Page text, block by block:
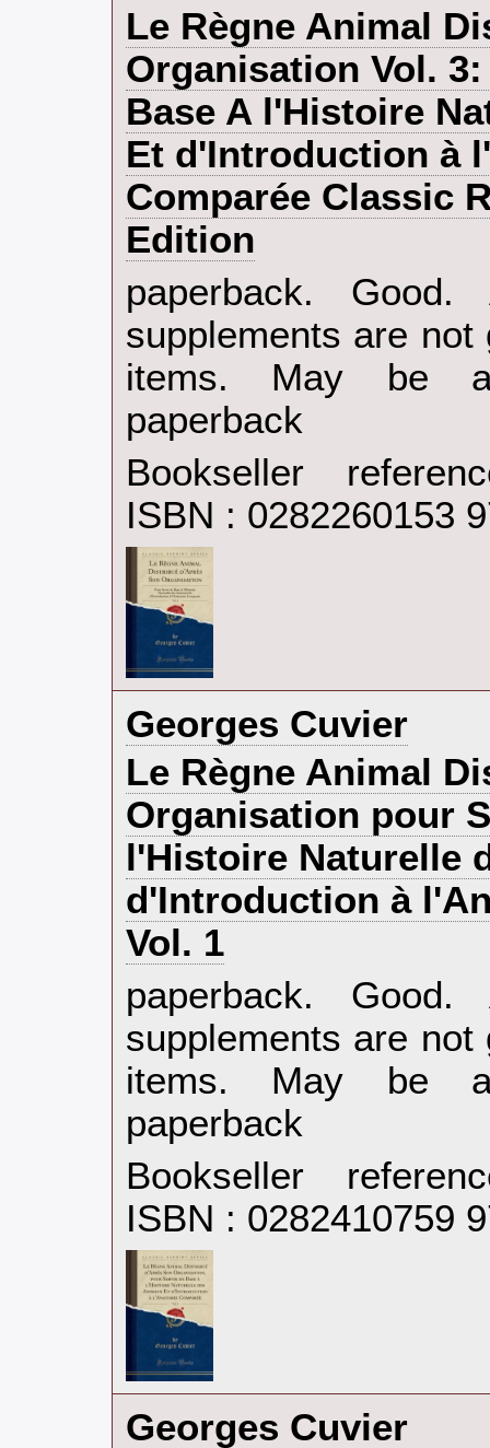
‎Le Règne Animal
Organisation Vol.
Base A l'Histoire
Et d'Introduction à
Comparée Classic
Edition‎
‎paperback.
supplements are
items. May be
paperback‎
Bookseller
ISBN : 0282260153
‎Georges Cuvier‎
‎Le Règne Animal
Organisation pour
l'Histoire Naturelle
d'Introduction à
Vol. 1‎
‎paperback.
supplements are
items. May be
paperback‎
Bookseller
ISBN : 0282410759
‎Georges Cuvier‎